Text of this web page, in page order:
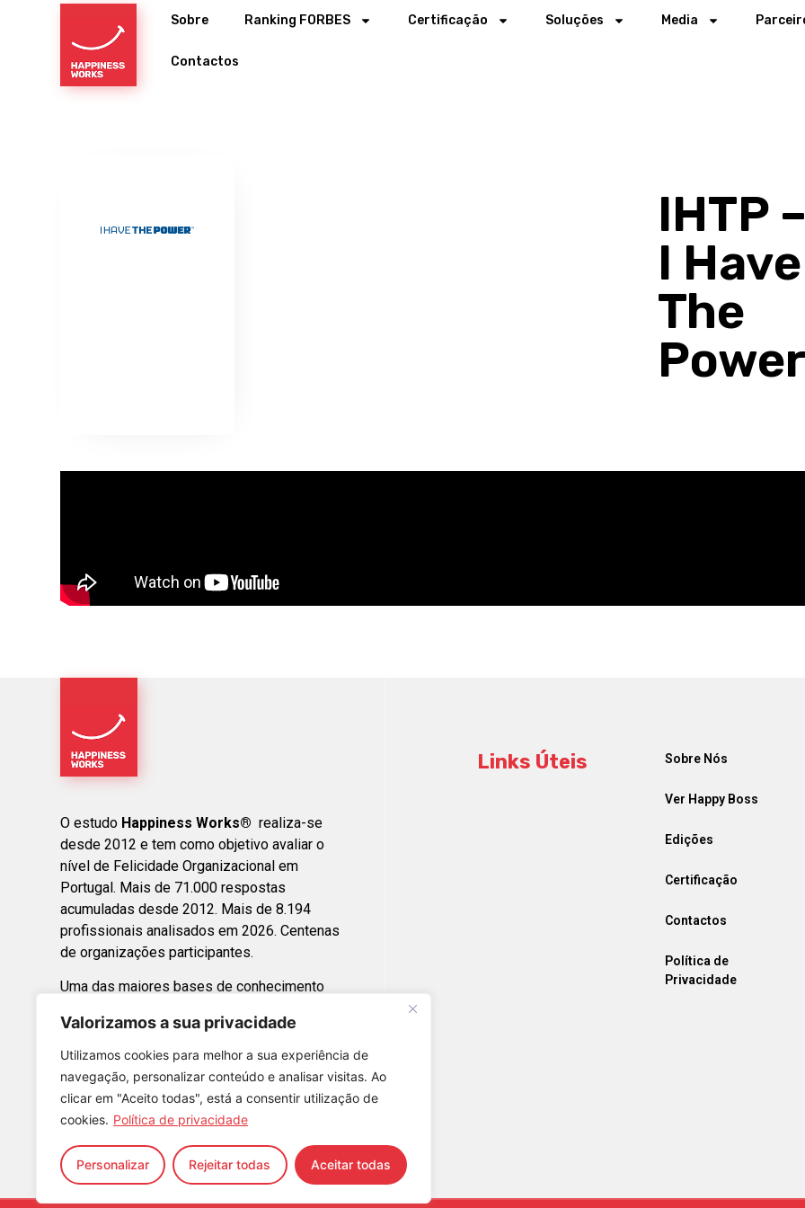
Valorizamos a sua privacidade
Utilizamos cookies para melhor a sua experiência de
navegação, personalizar conteúdo e analisar visitas. Ao
clicar em "Aceito todas", está a consentir utilização de
cookies. Política de privacidade
Personalizar Rejeitar todas Aceitar todas
Sobre Ranking FORBES Certificação Soluções Media
Contactos
IHTP –
I Have
The
Power
O estudo Happiness Works® realiza-se
desde 2012 e tem como objetivo avaliar o
nível de Felicidade Organizacional em
Portugal. Mais de 71.000 respostas
acumuladas desde 2012. Mais de 8.194
profissionais analisados em 2026. Centenas
de organizações participantes.
Uma das maiores bases de conhecimento
Happy Boss 2026 -
Altino Osório
Happy Boss 2025 -
Samuel Soares
Links Úteis Sobre Nós
Ver Happy Boss
Edições
Certificação
Contactos
Política de
Privacidade